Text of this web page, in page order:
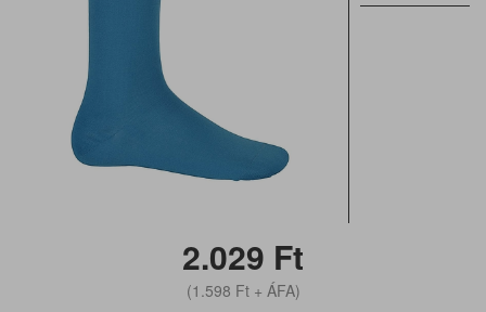
2.029 Ft
(1.598 Ft+ ÁFA)